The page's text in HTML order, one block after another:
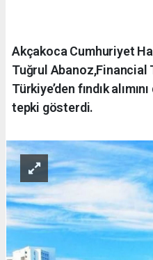
Akçakoca Cumhuriyet
Tuğrul Abanoz,Financial
Türkiye’den fındık
tepki gösterdi.